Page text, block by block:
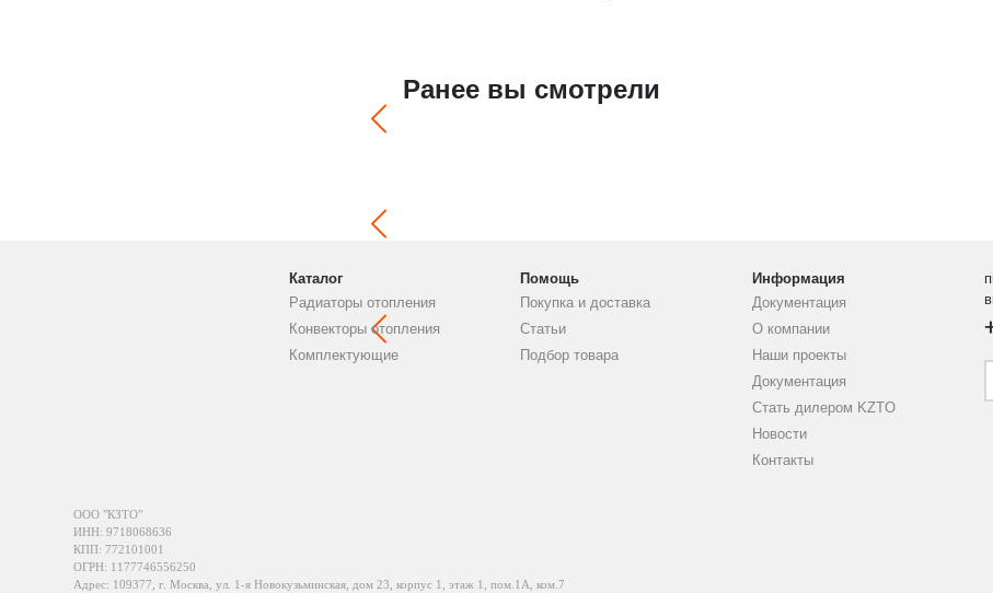
Ранее вы смотрели
Каталог
Радиаторы отопления
Конвекторы отопления
Комплектующие
Помощь
Покупка и доставка
Статьи
Подбор товара
Информация
Документация
О компании
Наши проекты
Документация
Стать дилером KZTO
Новости
Контакты
ООО "КЗТО"
ИНН: 9718068636
КПП: 772101001
ОГРН: 1177746556250
Адрес: 109377, г. Москва, ул. 1-я Новокузьминская, дом 23, корпус 1, этаж 1, пом.1А, ком.7